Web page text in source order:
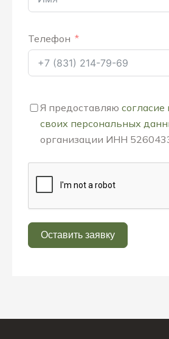
Телефон
Я предоставляю согласие
своих персональных
организации ИНН
Оставить заявку